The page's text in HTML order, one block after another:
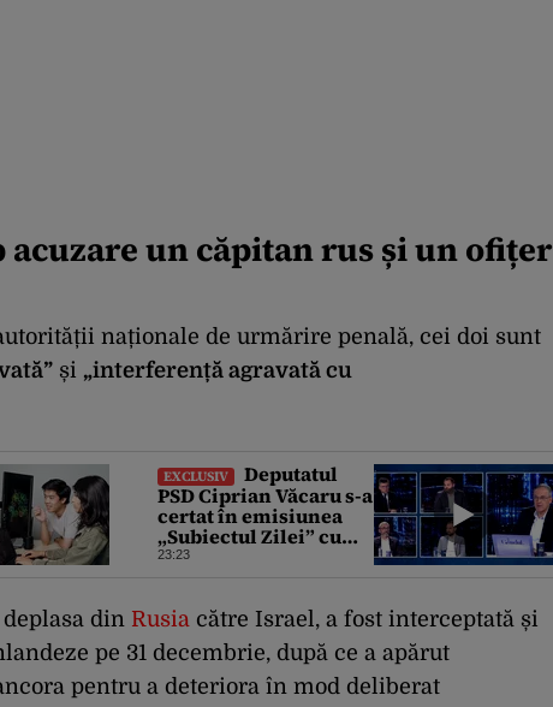
un căpitan rus și unofițer
naționale de urmărire penală, cei doi sunt
și „interferență agravată cu
EXCLUSIV
Deputatul
PSD Ciprian Văcaru s-a
certat în emisiunea
„Subiectul Zilei” cu
deputatul USR Cezar
scandalului
23:23
din Rusia către Israel, a fost interceptată și
pe 31 decembrie, după ce a apărut
pentru a deteriora în mod deliberat